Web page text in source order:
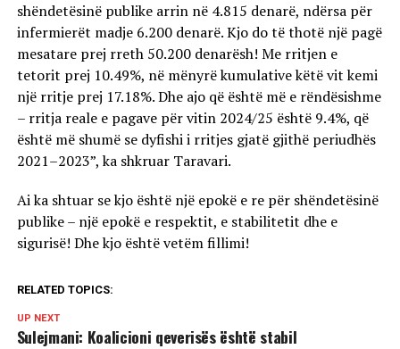
shëndetësinë publike arrin në 4.815 denarë, ndërsa për
infermierët madje 6.200 denarë. Kjo do të thotë një pagë
mesatare prej rreth 50.200 denarësh! Me rritjen e
tetorit prej 10.49%, në mënyrë kumulative këtë vit kemi
një rritje prej 17.18%. Dhe ajo që është më e rëndësishme
– rritja reale e pagave për vitin 2024/25 është 9.4%, që
është më shumë se dyfishi i rritjes gjatë gjithë periudhës
2021–2023”, ka shkruar Taravari.
Ai ka shtuar se kjo është një epokë e re për shëndetësinë
publike – një epokë e respektit, e stabilitetit dhe e
sigurisë! Dhe kjo është vetëm fillimi!
RELATED TOPICS:
UP NEXT
Sulejmani: Koalicioni qeverisës është stabil